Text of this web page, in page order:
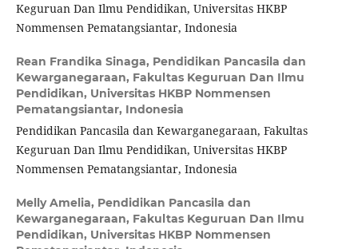
Keguruan Dan Ilmu Pendidikan, Universitas HKBP
Nommensen Pematangsiantar, Indonesia
Rean Frandika Sinaga, Pendidikan Pancasila dan
Kewarganegaraan, Fakultas Keguruan Dan Ilmu
Pendidikan, Universitas HKBP Nommensen
Pematangsiantar, Indonesia
Pendidikan Pancasila dan Kewarganegaraan, Fakultas
Keguruan Dan Ilmu Pendidikan, Universitas HKBP
Nommensen Pematangsiantar, Indonesia
Melly Amelia, Pendidikan Pancasila dan
Kewarganegaraan, Fakultas Keguruan Dan Ilmu
Pendidikan, Universitas HKBP Nommensen